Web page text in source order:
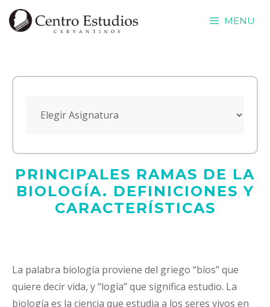
Saltar
MENU
PRINCIPALES RAMAS DE LA
BIOLOGÍA. DEFINICIONES Y
CARACTERÍSTICAS
La palabra biología proviene del griego “bíos” que
quiere decir vida, y “logía” que significa estudio. La
biología es la ciencia que estudia a los seres vivos en